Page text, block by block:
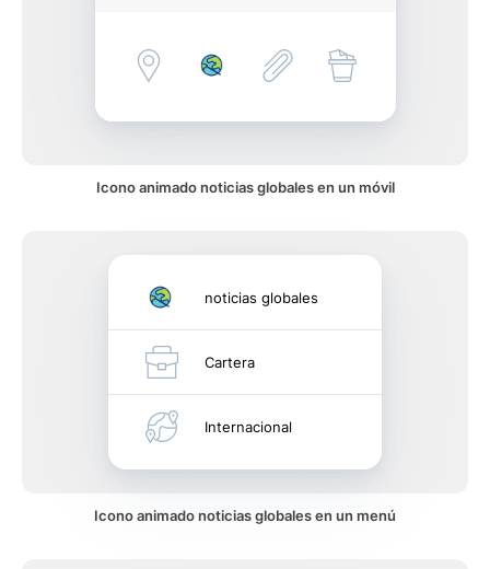
Icono animado noticias globales en un móvil
noticias globales
Cartera
Internacional
Icono animado noticias globales en un menú